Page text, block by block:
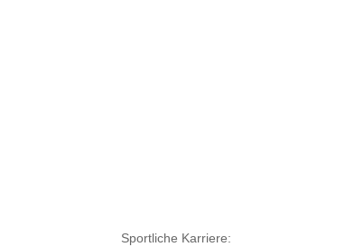
Sportliche Karriere: